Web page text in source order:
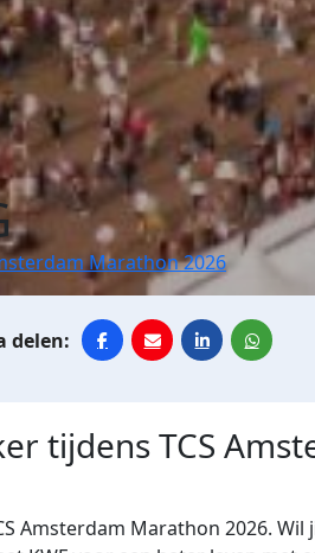
Marathon 2026
tijdens TCS
Amsterdam Marathon 2026. Wil